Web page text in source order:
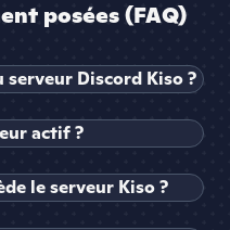
posées (FAQ)
Discord Kiso ?
actif ?
le serveur Kiso ?